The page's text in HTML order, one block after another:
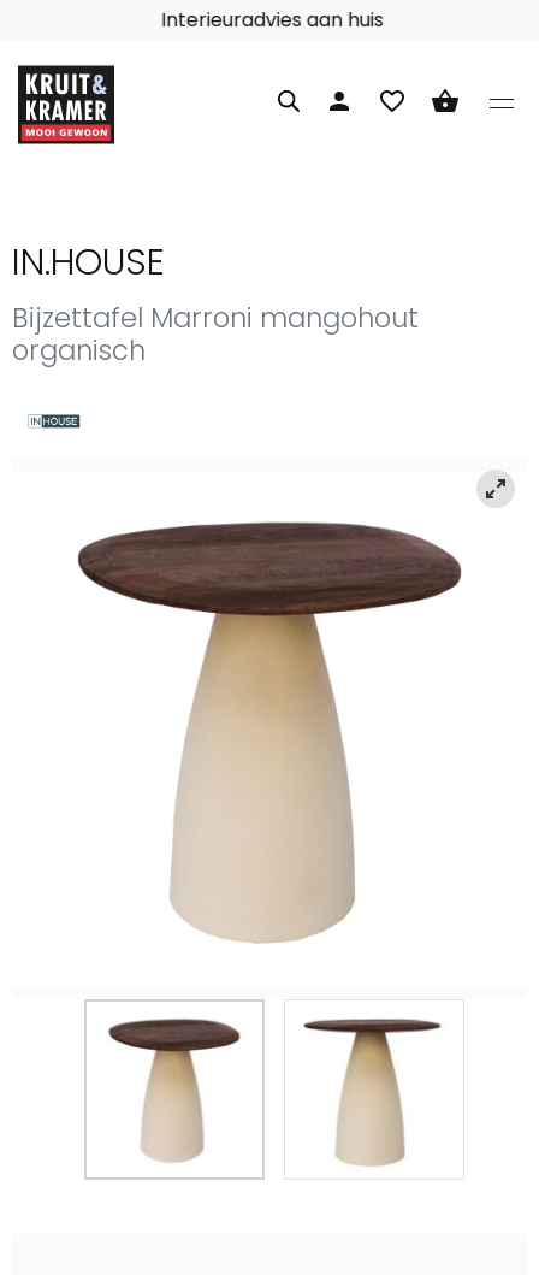
Interieuradvies aan huis
person favorite_border shopping_basket
IN.HOUSE
Bijzettafel Marroni mangohout
organisch